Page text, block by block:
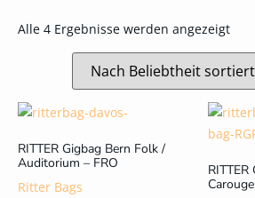
Alle 4 Ergebnisse werden angezeigt
RITTER Gigbag Bern Folk /
Auditorium – FRO
Ritter Bags